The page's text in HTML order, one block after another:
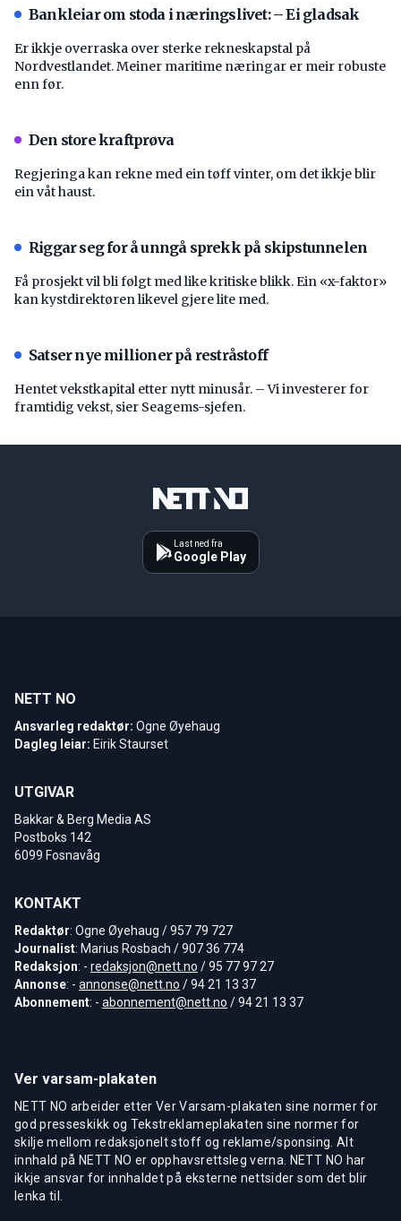
Bankleiar om stoda i næringslivet: – Ei gladsak
Er ikkje overraska over sterke rekneskapstal på
Nordvestlandet. Meiner maritime næringar er meir robuste
enn før.
Den store kraftprøva
Regjeringa kan rekne med ein tøff vinter, om det ikkje blir
ein våt haust.
Riggar seg for å unngå sprekk på skipstunnelen
Få prosjekt vil bli følgt med like kritiske blikk. Ein «x-faktor»
kan kystdirektøren likevel gjere lite med.
Satser nye millioner på restråstoff
Hentet vekstkapital etter nytt minusår. – Vi investerer for
framtidig vekst, sier Seagems-sjefen.
Last ned fra
Google Play
NETT NO
Ansvarleg redaktør: Ogne Øyehaug
Dagleg leiar: Eirik Staurset
UTGIVAR
Bakkar & Berg Media AS
Postboks 142
6099 Fosnavåg
KONTAKT
Redaktør: Ogne Øyehaug / 957 79 727
Journalist: Marius Rosbach / 907 36 774
Redaksjon: - redaksjon@nett.no / 95 77 97 27
Annonse: - annonse@nett.no / 94 21 13 37
Abonnement: - abonnement@nett.no / 94 21 13 37
Ver varsam-plakaten
NETT NO arbeider etter Ver Varsam-plakaten sine normer for
god presseskikk og Tekstreklameplakaten sine normer for
skilje mellom redaksjonelt stoff og reklame/sponsing. Alt
innhald på NETT NO er opphavsrettsleg verna. NETT NO har
ikkje ansvar for innhaldet på eksterne nettsider som det blir
lenka til.